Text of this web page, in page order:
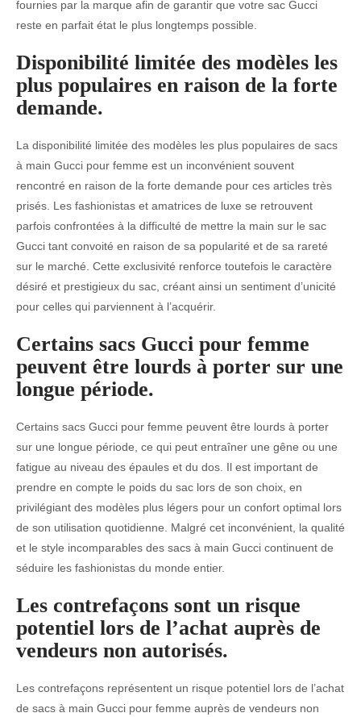
fournies par la marque afin de garantir que votre sac Gucci
reste en parfait état le plus longtemps possible.
Disponibilité limitée des modèles les
plus populaires en raison de la forte
demande.
La disponibilité limitée des modèles les plus populaires de sacs
à main Gucci pour femme est un inconvénient souvent
rencontré en raison de la forte demande pour ces articles très
prisés. Les fashionistas et amatrices de luxe se retrouvent
parfois confrontées à la difficulté de mettre la main sur le sac
Gucci tant convoité en raison de sa popularité et de sa rareté
sur le marché. Cette exclusivité renforce toutefois le caractère
désiré et prestigieux du sac, créant ainsi un sentiment d’unicité
pour celles qui parviennent à l’acquérir.
Certains sacs Gucci pour femme
peuvent être lourds à porter sur une
longue période.
Certains sacs Gucci pour femme peuvent être lourds à porter
sur une longue période, ce qui peut entraîner une gêne ou une
fatigue au niveau des épaules et du dos. Il est important de
prendre en compte le poids du sac lors de son choix, en
privilégiant des modèles plus légers pour un confort optimal lors
de son utilisation quotidienne. Malgré cet inconvénient, la qualité
et le style incomparables des sacs à main Gucci continuent de
séduire les fashionistas du monde entier.
Les contrefaçons sont un risque
potentiel lors de l’achat auprès de
vendeurs non autorisés.
Les contrefaçons représentent un risque potentiel lors de l’achat
de sacs à main Gucci pour femme auprès de vendeurs non